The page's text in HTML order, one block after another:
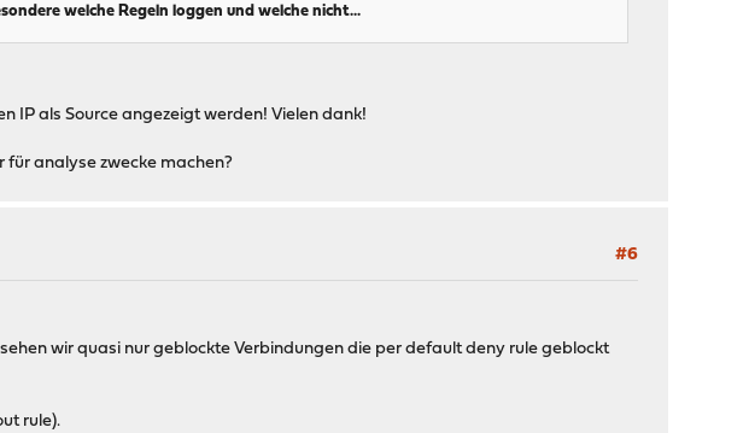
welche Regeln loggen und welche nicht...
IP als Source angezeigt werden! Vielen dank!
für analyse zwecke machen?
#6
wir quasi nur geblockte Verbindungen die per default deny rule geblockt
rule).